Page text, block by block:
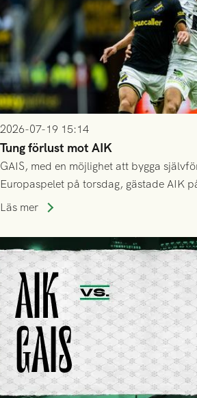
2026-07-19 15:14
Tung förlust mot AIK
GAIS, med en möjlighet att bygga
Europaspelet på torsdag, gästade AIK
Stockholm . Men trots konstant hotande
lyckades få in 2-0.
Läs mer